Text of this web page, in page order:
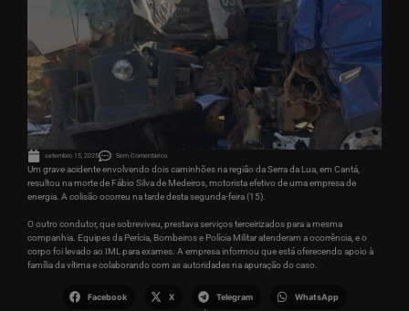
setembro 15, 2025 Sem Comentários
Um grave acidente envolvendo dois caminhões na região da Serra da Lua, em Cantá,
resultou na morte de Fábio Silva de Medeiros, motorista efetivo de uma empresa de
energia. A colisão ocorreu na tarde desta segunda-feira (15).
O outro condutor, que sobreviveu, prestava serviços terceirizados para a mesma
companhia. Equipes da Perícia, Bombeiros e Polícia Militar atenderam a ocorrência, e o
corpo foi levado ao IML para exames. A empresa informou que está oferecendo apoio à
família da vítima e colaborando com as autoridades na apuração do caso.
Facebook X Telegram WhatsApp